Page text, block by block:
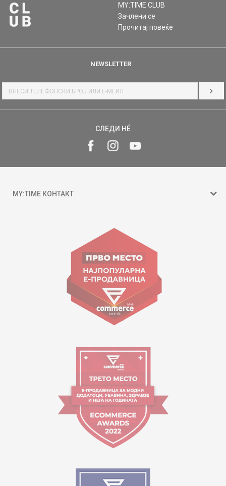
MY:TIME CLUB
Зачлени се
Прочитај повеќе
NEWSLETTER
СЛЕДИ НÉ
MY:TIME КОНТАКТ
ул. Гоце Николовски бр.74 Скопје
contact@mytime.mk
Работно време:
09:00 до 17:00